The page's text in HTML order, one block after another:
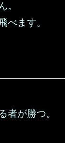
。
べます。
者が勝つ。